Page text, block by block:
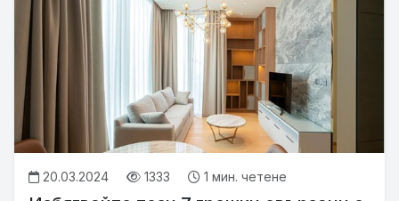
20.03.2024 1333 1 мин. четене